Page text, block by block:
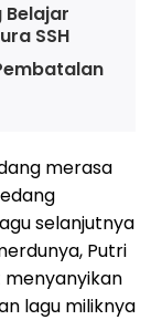
Belajar
SSH
merasa
selanjutnya
Putri
lagu miliknya